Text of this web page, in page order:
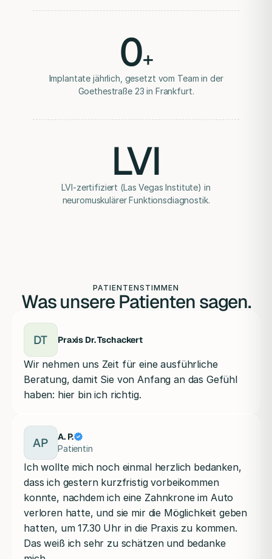
0+
Implantate jährlich, gesetzt vom Team in der
Goethestraße 23 in Frankfurt.
LVI
LVI-zertifiziert (Las Vegas Institute) in
neuromuskulärer Funktionsdiagnostik.
PATIENTENSTIMMEN
Was unsere Patienten sagen.
DT Praxis Dr. Tschackert
Wir nehmen uns Zeit für eine ausführliche
Beratung, damit Sie von Anfang an das Gefühl
haben: hier bin ich richtig.
AP A. P.
Patientin
Ich wollte mich noch einmal herzlich bedanken,
dass ich gestern kurzfristig vorbeikommen
konnte, nachdem ich eine Zahnkrone im Auto
verloren hatte, und sie mir die Möglichkeit geben
hatten, um 17.30 Uhr in die Praxis zu kommen.
Das weiß ich sehr zu schätzen und bedanke